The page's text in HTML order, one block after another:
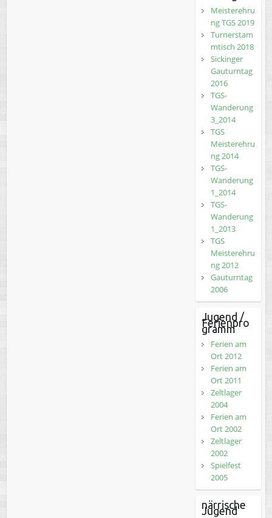
Meisterehru
ng TGS 2019
Turnerstam
mtisch 2018
Sickinger
Gauturntag
2016
TGS-
Wanderung
3_2014
TGS
Meisterehru
ng 2014
TGS-
Wanderung
1_2014
TGS-
Wanderung
1_2013
TGS
Meisterehru
ng 2012
Gauturntag
2006
Jugend /
Ferienpro
gramm
Ferien am
Ort 2012
Ferien am
Ort 2011
Zeltlager
2004
Ferien am
Ort 2002
Zeltlager
2002
Spielfest
2005
närrische
Jugend